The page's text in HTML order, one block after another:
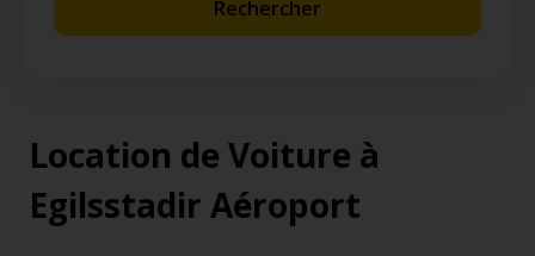
Rechercher
Location de Voiture à
Egilsstadir Aéroport